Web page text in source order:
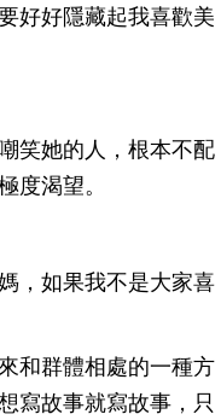
好好隱藏起我喜歡美
笑她的人，根本不配
度渴望。
，如果我不是大家喜
和群體相處的一種方
寫故事就寫故事，只